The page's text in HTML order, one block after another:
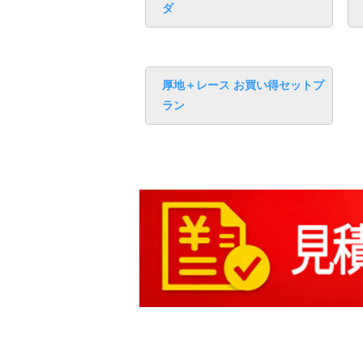
ダ
厚地＋レース お買い得セットプ
ラン